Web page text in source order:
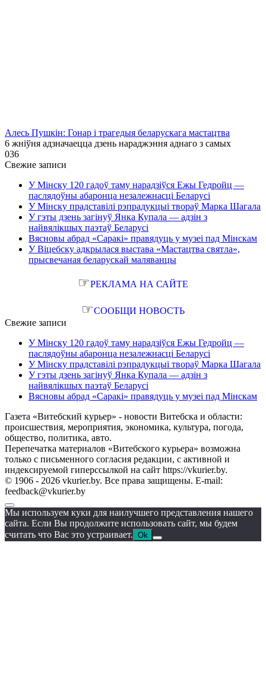
Алесь Пушкін: Гонар і трагедыя беларускага мастацтва
6 жніўня адзначаецца дзень нараджэння аднаго з самых
036
Свежие записи
У Мінску 120 гадоў таму нарадзіўся Ежы Гедройц —
паслядоўны абаронца незалежнасці Беларусі
У Мінску прадставілі рэпрадукцыі твораў Марка Шагала
У гэты дзень загінуў Янка Купала — адзін з
найвялікшых паэтаў Беларусі
Вясновы абрад «Саракі» правядуць у музеі пад Мінскам
У Віцебску адкрылася выстава «Мастацтва святла»,
прысвечаная беларускай маляванцы
☞РЕКЛАМА НА САЙТЕ
☞СООБЩИ НОВОСТЬ
Свежие записи
У Мінску 120 гадоў таму нарадзіўся Ежы Гедройц —
паслядоўны абаронца незалежнасці Беларусі
У Мінску прадставілі рэпрадукцыі твораў Марка Шагала
У гэты дзень загінуў Янка Купала — адзін з
найвялікшых паэтаў Беларусі
Вясновы абрад «Саракі» правядуць у музеі пад Мінскам
Газета «Витебский курьер» - новости Витебска и области:
происшествия, мероприятия, экономика, культура, погода,
общество, политика, авто.
Перепечатка материалов «Витебского курьера» возможна
только с письменного согласия редакции, с активной и
индексируемой гиперссылкой на сайт https://vkurier.by.
© 1906 - 2026 vkurier.by. Все права защищены. E-mail:
feedback@vkurier.by
Мы используем куки для наилучшего представления нашего
сайта. Если Вы продолжите использовать сайт, мы будем
считать что Вас это устраивает. Ok